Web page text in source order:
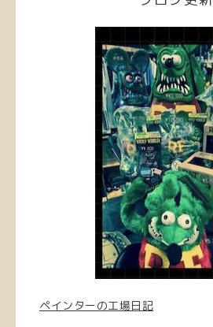
ペインターの工場日記